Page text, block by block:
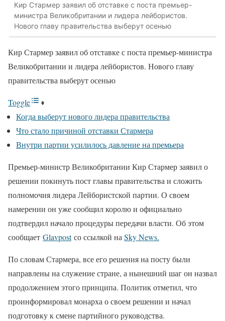
Кир Стармер заявил об отставке с поста премьер-
министра Великобритании и лидера лейбористов.
Нового главу правительства выберут осенью
Кир Стармер заявил об отставке с поста премьер-министра
Великобритании и лидера лейбористов. Нового главу
правительства выберут осенью
Toggle
Когда выберут нового лидера правительства
Что стало причиной отставки Стармера
Внутри партии усилилось давление на премьера
Премьер-министр Великобритании Кир Стармер заявил о
решении покинуть пост главы правительства и сложить
полномочия лидера Лейбористской партии. О своем
намерении он уже сообщил королю и официально
подтвердил начало процедуры передачи власти. Об этом
сообщает Glavpostсо ссылкой на Sky News.
По словам Стармера, все его решения на посту были
направлены на служение стране, а нынешний шаг он назвал
продолжением этого принципа. Политик отметил, что
проинформировал монарха о своем решении и начал
подготовку к смене партийного руководства.